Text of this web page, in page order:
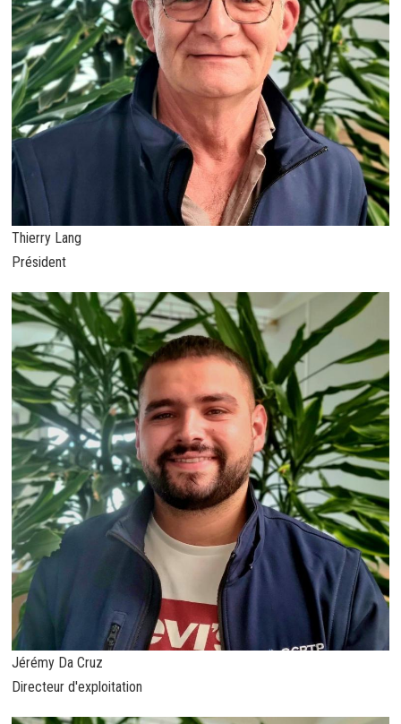
Thierry Lang
Président
Jérémy Da Cruz
Directeur d'exploitation